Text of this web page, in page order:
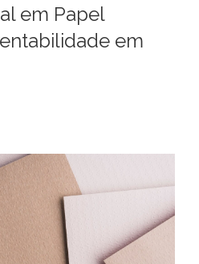
em Papel
em